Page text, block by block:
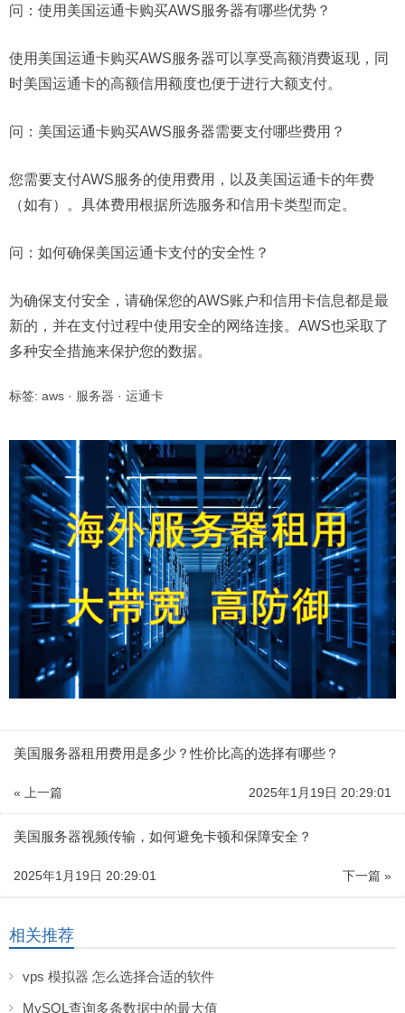
问： 使用美国运通卡购买AWS服务器有哪些优势？
使用美国运通卡购买AWS服务器可以享受高额消费返现，同
时美国运通卡的高额信用额度也便于进行大额支付。
问： 美国运通卡购买AWS服务器需要支付哪些费用？
您需要支付AWS服务的使用费用，以及美国运通卡的年费
（如有）。具体费用根据所选服务和信用卡类型而定。
问： 如何确保美国运通卡支付的安全性？
为确保支付安全，请确保您的AWS账户和信用卡信息都是最
新的，并在支付过程中使用安全的网络连接。AWS也采取了
多种安全措施来保护您的数据。
标签: aws · 服务器 · 运通卡
美国服务器租用费用是多少？性价比高的选择有哪些？
« 上一篇 2025年1月19日 20:29:01
美国服务器视频传输，如何避免卡顿和保障安全？
下一篇 »
2025年1月19日 20:29:01
相关推荐
vps 模拟器 怎么选择合适的软件
MySQL查询多条数据中的最大值